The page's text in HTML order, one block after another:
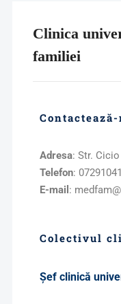
Clinica
familiei
Contactează-
Adresa: Str.
Telefon:
E-mail :
Colectivul
Şef clinică